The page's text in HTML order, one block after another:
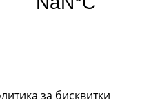
за бисквитки